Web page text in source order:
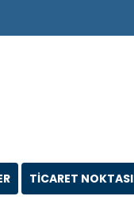
TİCARET NOKTASI